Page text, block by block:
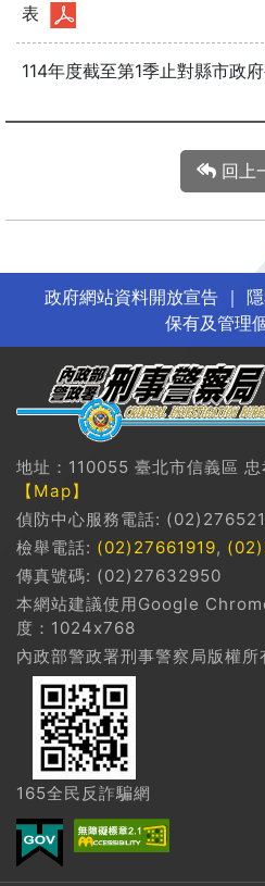
表
114年度截至第1季止對縣市政
回上
政府網站資料開放宣告｜
保有及管理
地址：110055 臺北市信義區
【Map】
偵防中心服務電話:
檢舉電話: (02)27661919,
傳真號碼: (02)27632950
本網站建議使用Google
度：1024x768
內政部警政署刑事警察局版權所
165全民反詐騙網